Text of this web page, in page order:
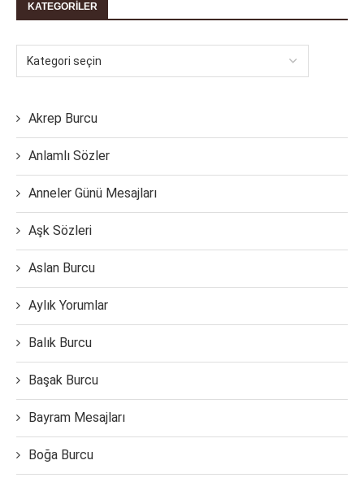
KATEGORILER
Akrep Burcu
Anlamlı Sözler
Anneler Günü Mesajları
Aşk Sözleri
Aslan Burcu
Aylık Yorumlar
Balık Burcu
Başak Burcu
Bayram Mesajları
Boğa Burcu